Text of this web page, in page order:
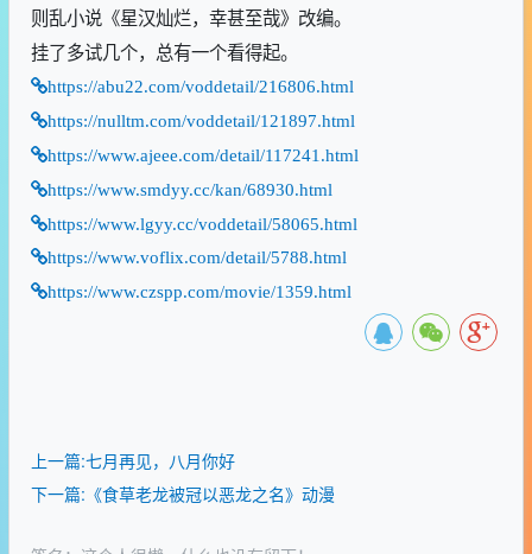
则乱小说《星汉灿烂，幸甚至哉》改编。
挂了多试几个，总有一个看得起。
https://abu22.com/voddetail/216806.html
https://nulltm.com/voddetail/121897.html
https://www.ajeee.com/detail/117241.html
https://www.smdyy.cc/kan/68930.html
https://www.lgyy.cc/voddetail/58065.html
https://www.voflix.com/detail/5788.html
https://www.czspp.com/movie/1359.html
上一篇:七月再见，八月你好
下一篇:《食草老龙被冠以恶龙之名》动漫